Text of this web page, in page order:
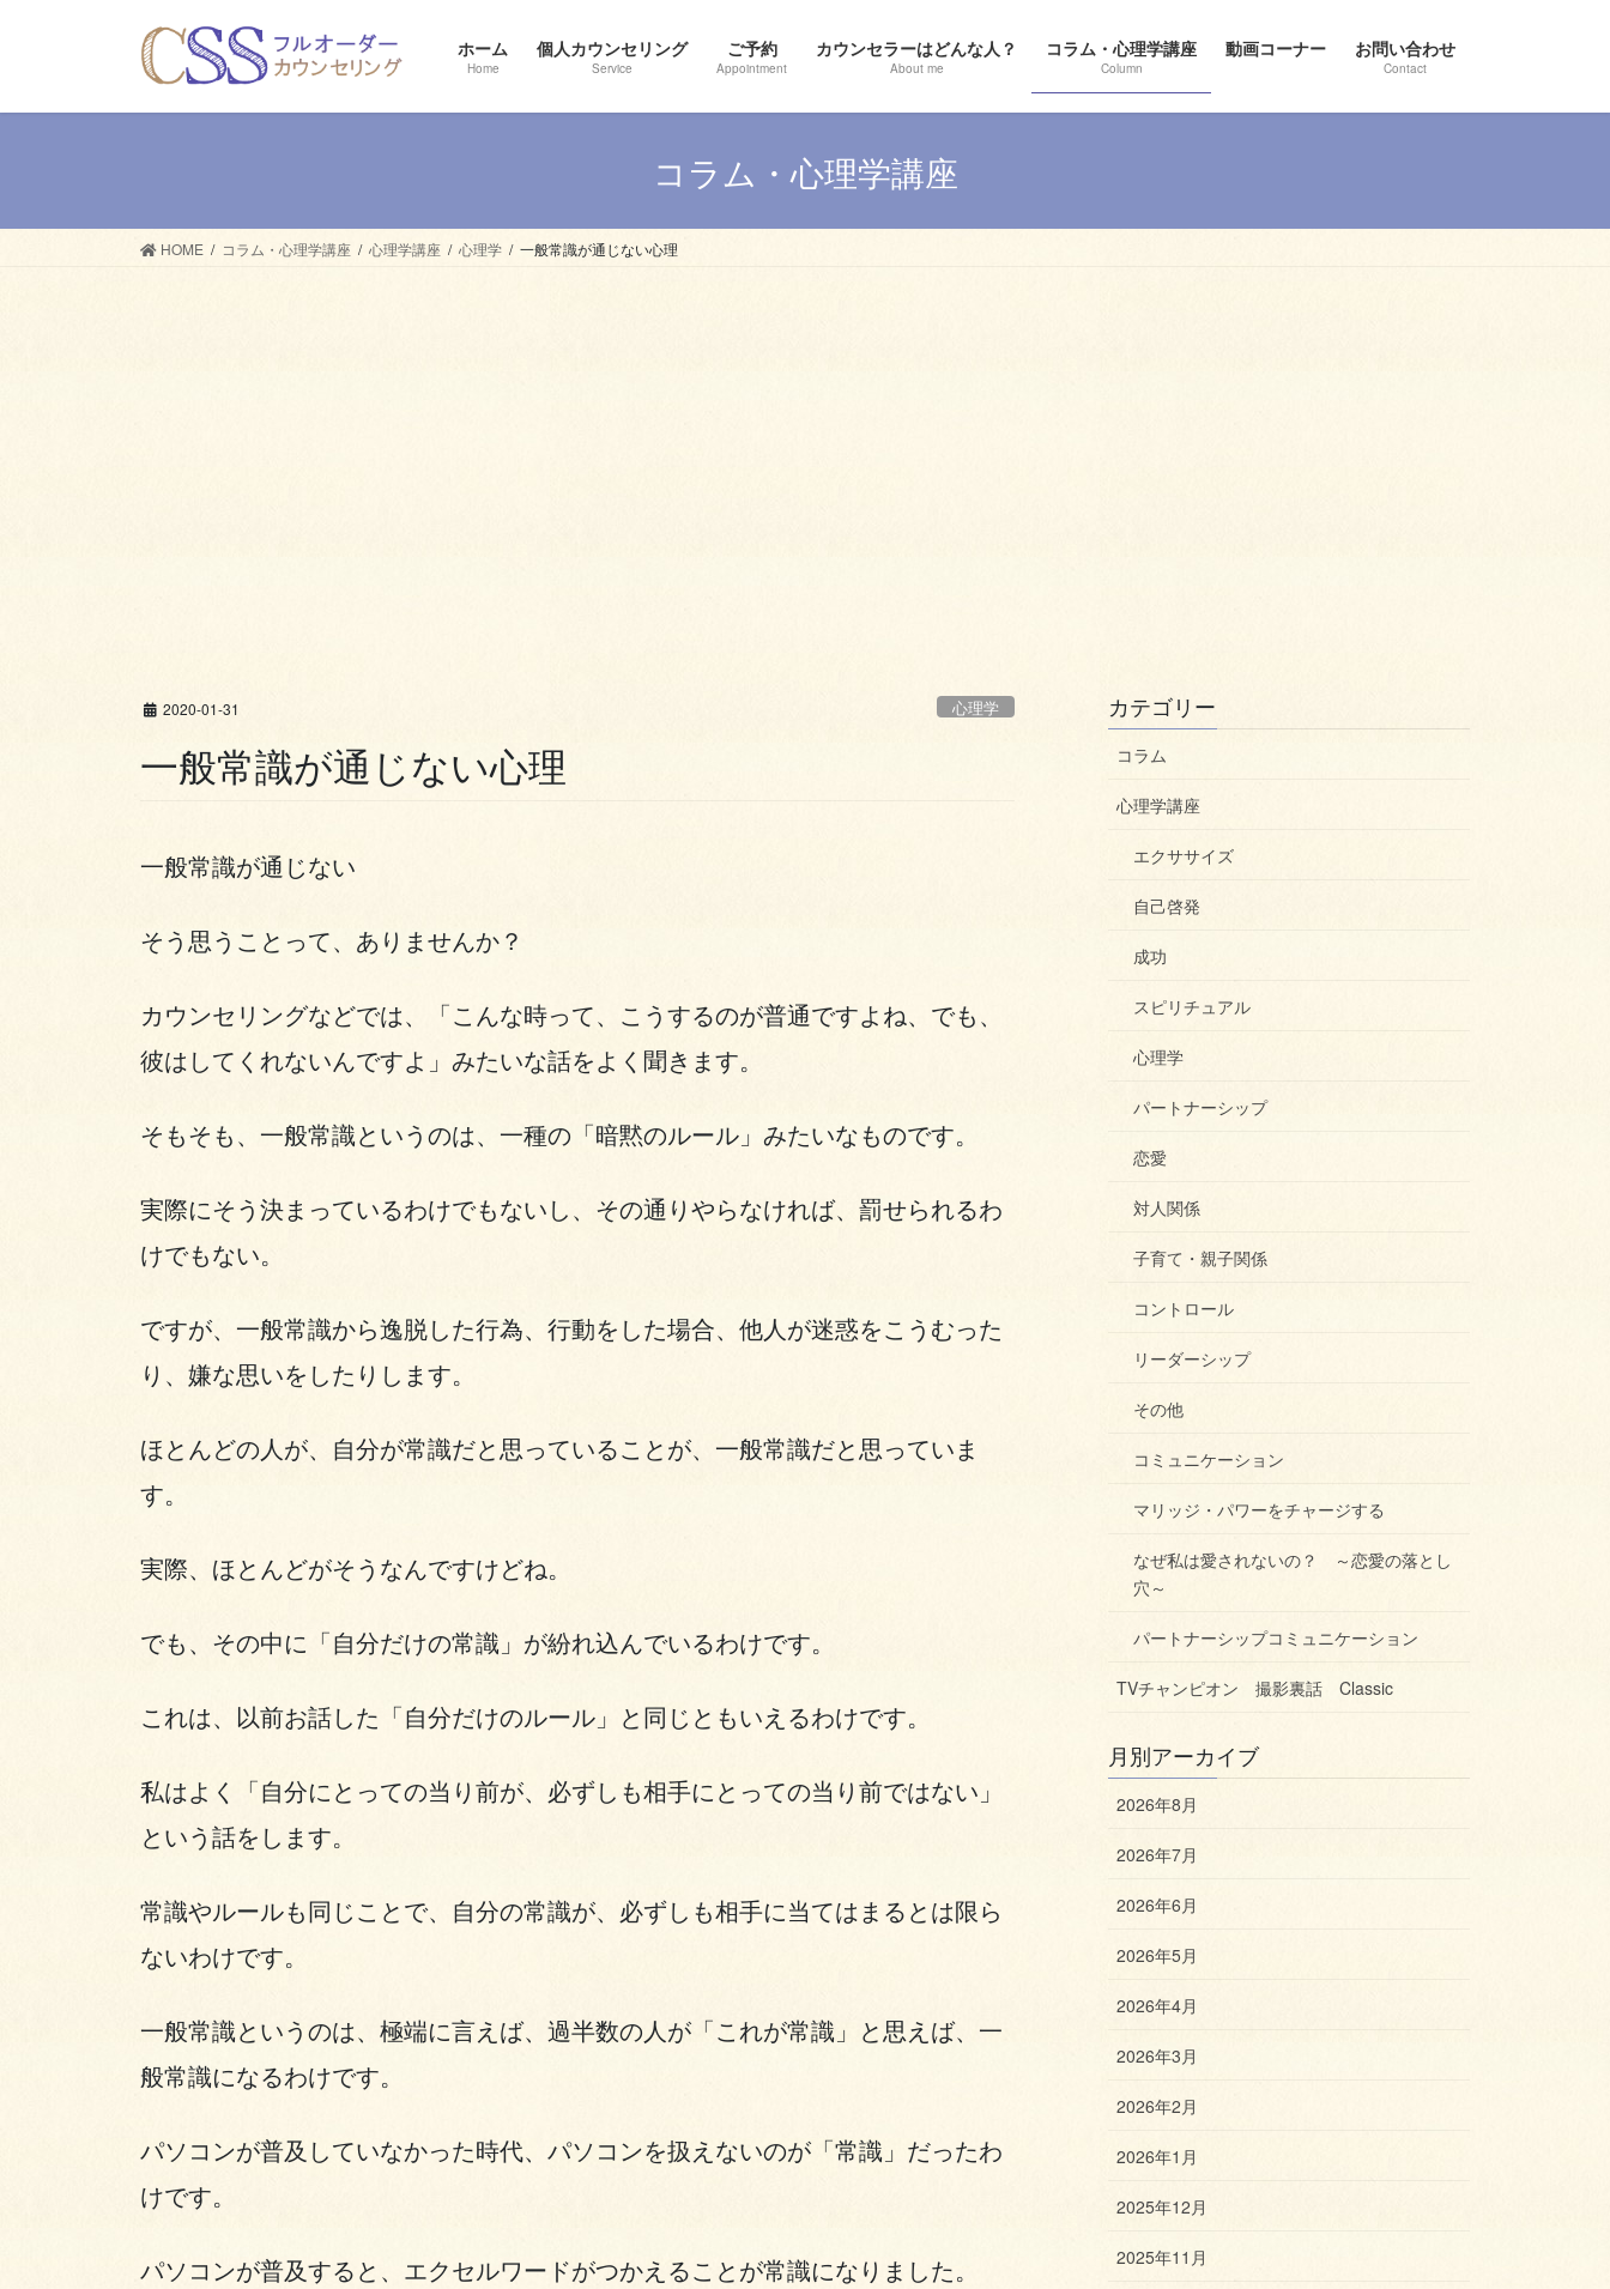
ホーム
Home
個人カウンセリング
Service
ご予約
Appointment
カウンセラーはどんな人？
About me
コラム・心理学講座
Column
動画コーナー お問い合わせ
Contact
コラム・心理学講座
HOME コラム・心理学講座 心理学講座 心理学 一般常識が通じない心理
2020-01-31 心理学
一般常識が通じない心理
一般常識が通じない
そう思うことって、ありませんか？
カウンセリングなどでは、「こんな時って、こうするのが普通ですよね、でも、
彼はしてくれないんですよ」みたいな話をよく聞きます。
そもそも、一般常識というのは、一種の「暗黙のルール」みたいなものです。
実際にそう決まっているわけでもないし、その通りやらなければ、罰せられるわ
けでもない。
ですが、一般常識から逸脱した行為、行動をした場合、他人が迷惑をこうむった
り、嫌な思いをしたりします。
ほとんどの人が、自分が常識だと思っていることが、一般常識だと思っていま
す。
実際、ほとんどがそうなんですけどね。
でも、その中に「自分だけの常識」が紛れ込んでいるわけです。
これは、以前お話した「自分だけのルール」と同じともいえるわけです。
私はよく「自分にとっての当り前が、必ずしも相手にとっての当り前ではない」
という話をします。
常識やルールも同じことで、自分の常識が、必ずしも相手に当てはまるとは限ら
ないわけです。
一般常識というのは、極端に言えば、過半数の人が「これが常識」と思えば、一
般常識になるわけです。
パソコンが普及していなかった時代、パソコンを扱えないのが「常識」だったわ
けです。
パソコンが普及すると、エクセルワードがつかえることが常識になりました。
カテゴリー
コラム
心理学講座
エクササイズ
自己啓発
成功
スピリチュアル
心理学
パートナーシップ
恋愛
対人関係
子育て・親子関係
コントロール
リーダーシップ
その他
コミュニケーション
マリッジ・パワーをチャージする
なぜ私は愛されないの？ ～恋愛の落とし
穴～
パートナーシップコミュニケーション
TVチャンピオン 撮影裏話 Classic
月別アーカイブ
2026年8月
2026年7月
2026年6月
2026年5月
2026年4月
2026年3月
2026年2月
2026年1月
2025年12月
2025年11月